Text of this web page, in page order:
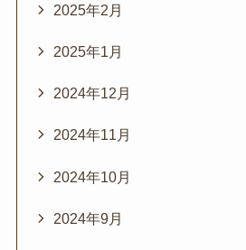
2025年2月
2025年1月
2024年12月
2024年11月
2024年10月
2024年9月